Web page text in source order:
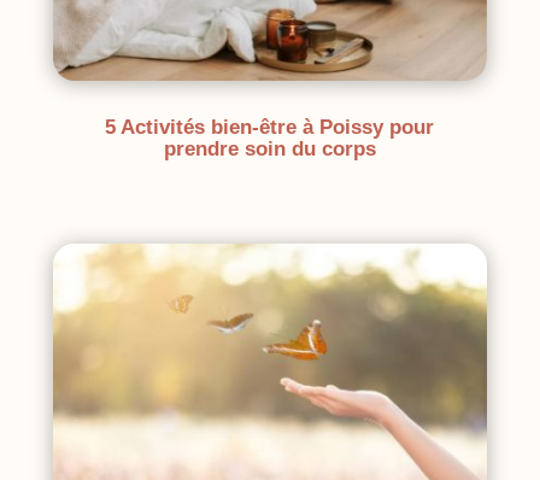
5 Activités bien-être à Poissy pour
prendre soin du corps